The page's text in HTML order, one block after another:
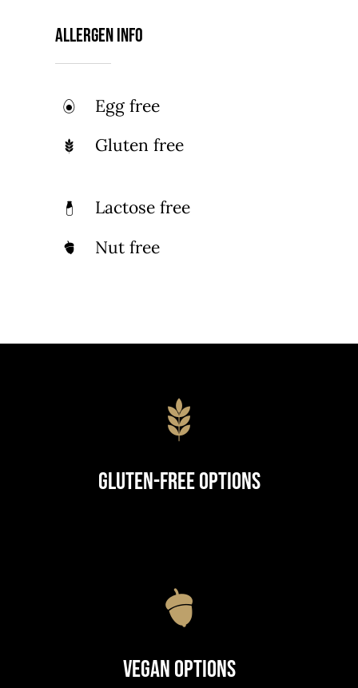
Allergen Info
Egg free
Gluten free
Lactose free
Nut free
Gluten-Free Options
Vegan Options